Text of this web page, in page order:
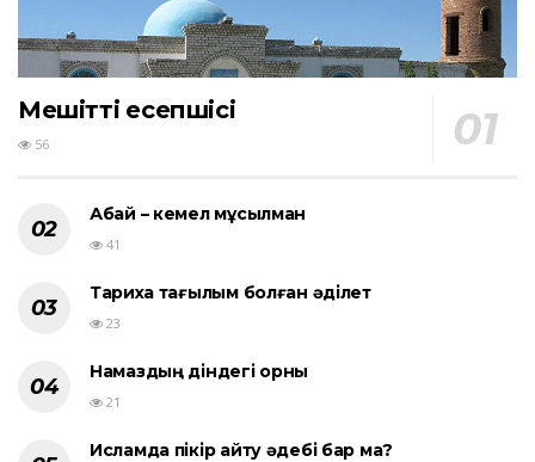
Мешіттің есепшісі
56
Абай – кемел мұсылман
41
Тарихқа тағылым болған әділет
23
Намаздың діндегі орны
21
Исламда пікір айту әдебі бар ма?